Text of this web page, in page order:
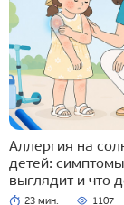
Аллергия на
детей:
выглядит и что
23 мин. 1107